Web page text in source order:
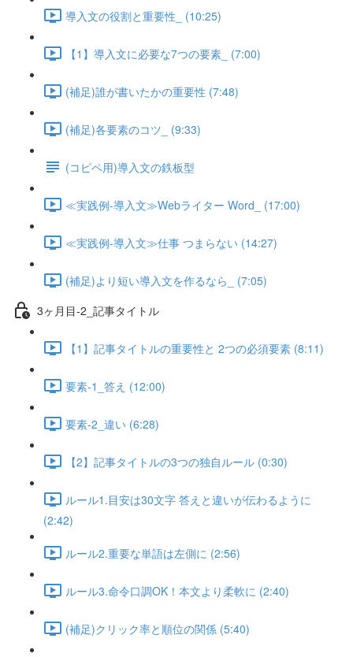
導入文の役割と重要性_ (10:25)
【1】導入文に必要な7つの要素_ (7:00)
(補足)誰が書いたかの重要性 (7:48)
(補足)各要素のコツ_ (9:33)
(コピペ用)導入文の鉄板型
≪実践例-導入文≫Webライター Word_ (17:00)
≪実践例-導入文≫仕事 つまらない (14:27)
(補足)より短い導入文を作るなら_ (7:05)
3ヶ月目-2_記事タイトル
【1】記事タイトルの重要性と 2つの必須要素 (8:11)
要素-1_答え (12:00)
要素-2_違い (6:28)
【2】記事タイトルの3つの独自ルール (0:30)
ルール1.目安は30文字 答えと違いが伝わるように
(2:42)
ルール2.重要な単語は左側に (2:56)
ルール3.命令口調OK！本文より柔軟に (2:40)
(補足)クリック率と順位の関係 (5:40)